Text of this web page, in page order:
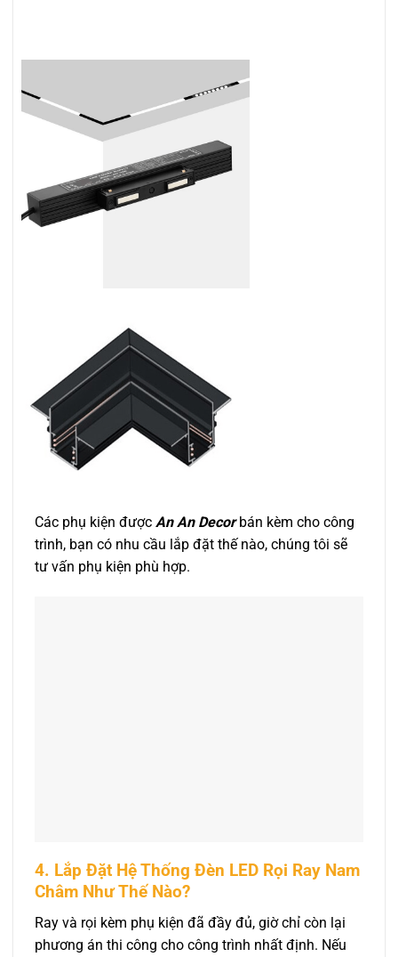
Các phụ kiện được An An Decorbán kèm cho công
trình, bạn có nhu cầu lắp đặt thế nào, chúng tôi sẽ
tư vấn phụ kiện phù hợp.
4. Lắp Đặt Hệ Thống Đèn LED Rọi Ray Nam
Châm Như Thế Nào?
Ray và rọi kèm phụ kiện đã đầy đủ, giờ chỉ còn lại
phương án thi công cho công trình nhất định. Nếu